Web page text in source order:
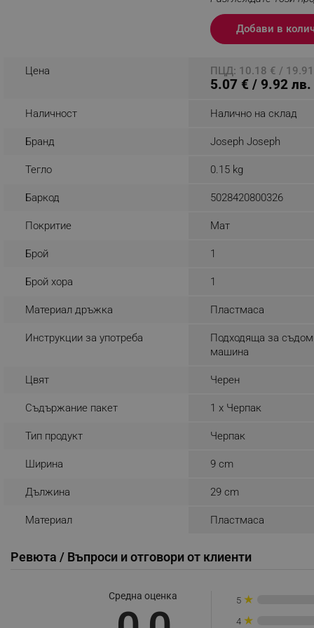
Добави в
Цена ПЦД: 10.18 € /
5.07 € / 9.92 лв.
Наличност Налично на склад
Бранд Joseph Joseph
Тегло 0.15 kg
Баркод 5028420800326
Покритие Мат
Брой 1
Брой хора 1
Материал дръжка Пластмаса
Инструкции за употреба
Подходяща за
машина
Цвят Черен
Съдържание пакет 1 x Черпак
Тип продукт Черпак
Ширина 9 cm
Дължина 29 cm
Материал Пластмаса
Ревюта / Въпроси и отговори от клиенти
Средна оценка 5 ★
4 ★
_nzm_noid_92166-7699
_sgf_session_id
_sgf_test_mode
_sgf_tracking
rlv_h_fbp
rlv_
rlv_g
rlv_iv
rlv_h_profile